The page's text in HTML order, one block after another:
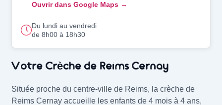
La crèche Crèche de Reims Cernay (51100)
Votre Crèche de Reims Cernay
Située proche du centre-ville de Reims, la crèche de
Reims Cernay accueille les enfants de 4 mois à 4 ans,
Ouvrir dans Google Maps →
Du lundi au vendredi
de 8h00 à 18h30